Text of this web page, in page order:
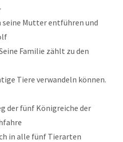
Mutter entführen und
Familie zählt zu den
Tiere verwandeln können.
der fünf Königreiche der
in alle fünf Tierarten